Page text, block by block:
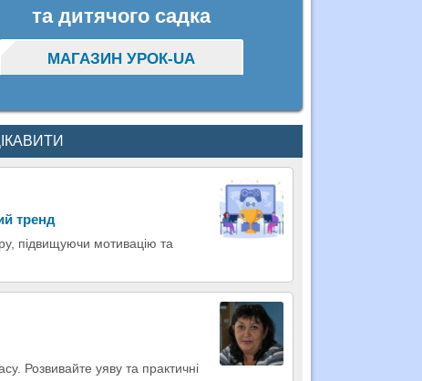
та дитячого садка
МАГАЗИН УРОК-UA
тренд
підвищуючи мотивацію та
Розвивайте уяву та практичні